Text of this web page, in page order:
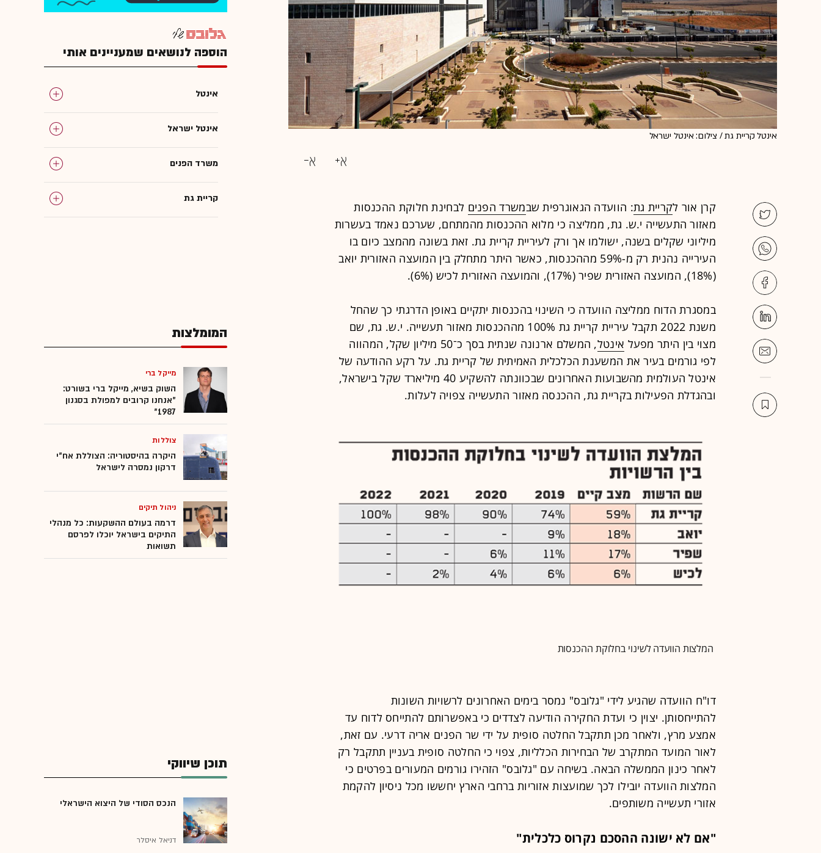
אינטל קריית גת / צילום: אינטל ישראל
קרן אור לקריית גת: הוועדה הגאוגרפית שבמשרד הפנים לבחינת חלוקת ההכנסות
מאזור התעשייה י.ש. גת, ממליצה כי מלוא ההכנסות מהמתחם, שערכם נאמד בעשרות
מיליוני שקלים בשנה, ישולמו אך ורק לעיריית קריית גת. זאת בשונה מהמצב כיום בו
העירייה נהנית רק מ-59% מההכנסות, כאשר היתר מתחלק בין המועצה האזורית יואב
(18%), המועצה האזורית שפיר (17%), והמועצה האזורית לכיש (6%).
במסגרת הדוח ממליצה הוועדה כי השינוי בהכנסות יתקיים באופן הדרגתי כך שהחל
משנת 2022 תקבל עיריית קריית גת 100% מההכנסות מאזור תעשייה. י.ש. גת, שם
מצוי בין היתר מפעל אינטל
, המשלם ארנונה שנתית בסך כ־50 מיליון שקל, המהווה
לפי גורמים בעיר את המשענת הכלכלית האמיתית של קריית גת. על רקע ההודעה של
אינטל העולמית מהשבועות האחרונים שבכוונתה להשקיע 40 מיליארד שקל בישראל,
ובהגדלת הפעילות בקריית גת, ההכנסה מאזור התעשייה צפויה לעלות.
המלצות הוועדה לשינוי בחלוקת ההכנסות
דו"ח הוועדה שהגיע לידי "גלובס" נמסר בימים האחרונים לרשויות השונות
להתייחסותן. יצוין כי ועדת החקירה הודיעה לצדדים כי באפשרותם להתייחס לדוח עד
אמצע מרץ, ולאחר מכן תתקבל החלטה סופית על ידי שר הפנים אריה דרעי. עם זאת,
לאור המועד המתקרב של הבחירות הכלליות, צפוי כי החלטה סופית בעניין תתקבל רק
לאחר כינון הממשלה הבאה. בשיחה עם "גלובס" הזהירו גורמים המעורים בפרטים כי
המלצות הוועדה יובילו לכך שמועצות אזוריות ברחבי הארץ יחששו מכל ניסיון להקמת
אזורי תעשייה משותפים.
"אם לא ישונה ההסכם נקרוס כלכלית"
הוספה לנושאים שמעניינים אותי
אינטל
אינטל ישראל
משרד הפנים
קריית גת
המומלצות
מייקל ברי
השוק בשיא, מייקל ברי בשורט:
"אנחנו קרובים למפולת בסגנון
1987"
צוללות
היקרה בהיסטוריה: הצוללת אח"י
דרקון נמסרה לישראל
ניהול תיקים
דרמה בעולם ההשקעות: כל מנהלי
התיקים בישראל יוכלו לפרסם
תשואות
תוכן שיווקי
הנכס הסודי של היצוא הישראלי
דניאל איסלר